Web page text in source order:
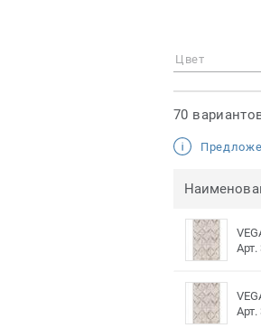
Цвет
70
Арт.
Арт.